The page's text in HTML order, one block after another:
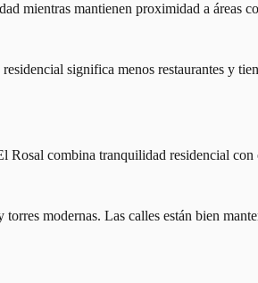
mientras mantienen proximidad a áreas
significa menos restaurantes y
combina tranquilidad residencial con
modernas. Las calles están bien